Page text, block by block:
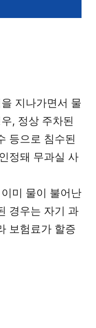
지나가면서 물
, 정상 주차된
등으로 침수된
정돼 무과실 사
미 물이 불어난
경우는 자기 과
보험료가 할증